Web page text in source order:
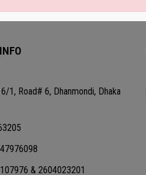
1, Road# 6, Dhanmondi, Dhaka
& 2604023201